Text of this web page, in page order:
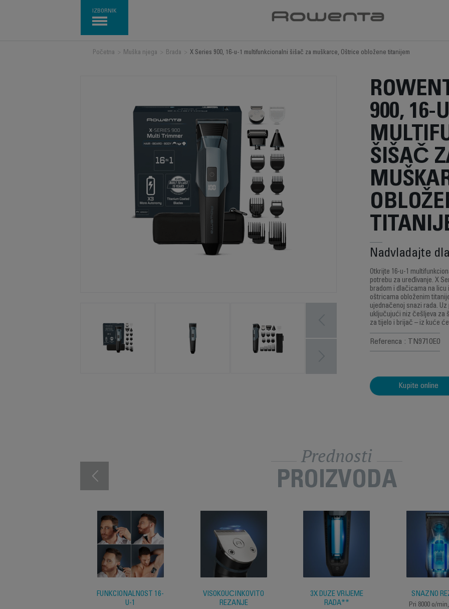
IZBORNIK
Početna Muška njega Brada X Series 900, 16-u-1 multifunkcionalni šišač za muškarce, Oštrice obložene titanijem
900, 16-
ŠIŠAČ
Nadvladajte
Otkrijte 16-u-1
potrebu za uređivanje. X
bradom i dlačicama na
oštricama obloženim
ujednačenoj snazi rada.
uključujući niz češljeva za
za tijelo i brijač – iz kuće
Referenca : TN9710E0
Kupite online
Prednosti
PROIZVODA
FUNKCIONALNOST 16-
U-1
VISOKOUČINKOVITO
REZANJE
3X DUŽE VRIJEME
RADA**
SNAŽNO
Pri 8000 o/